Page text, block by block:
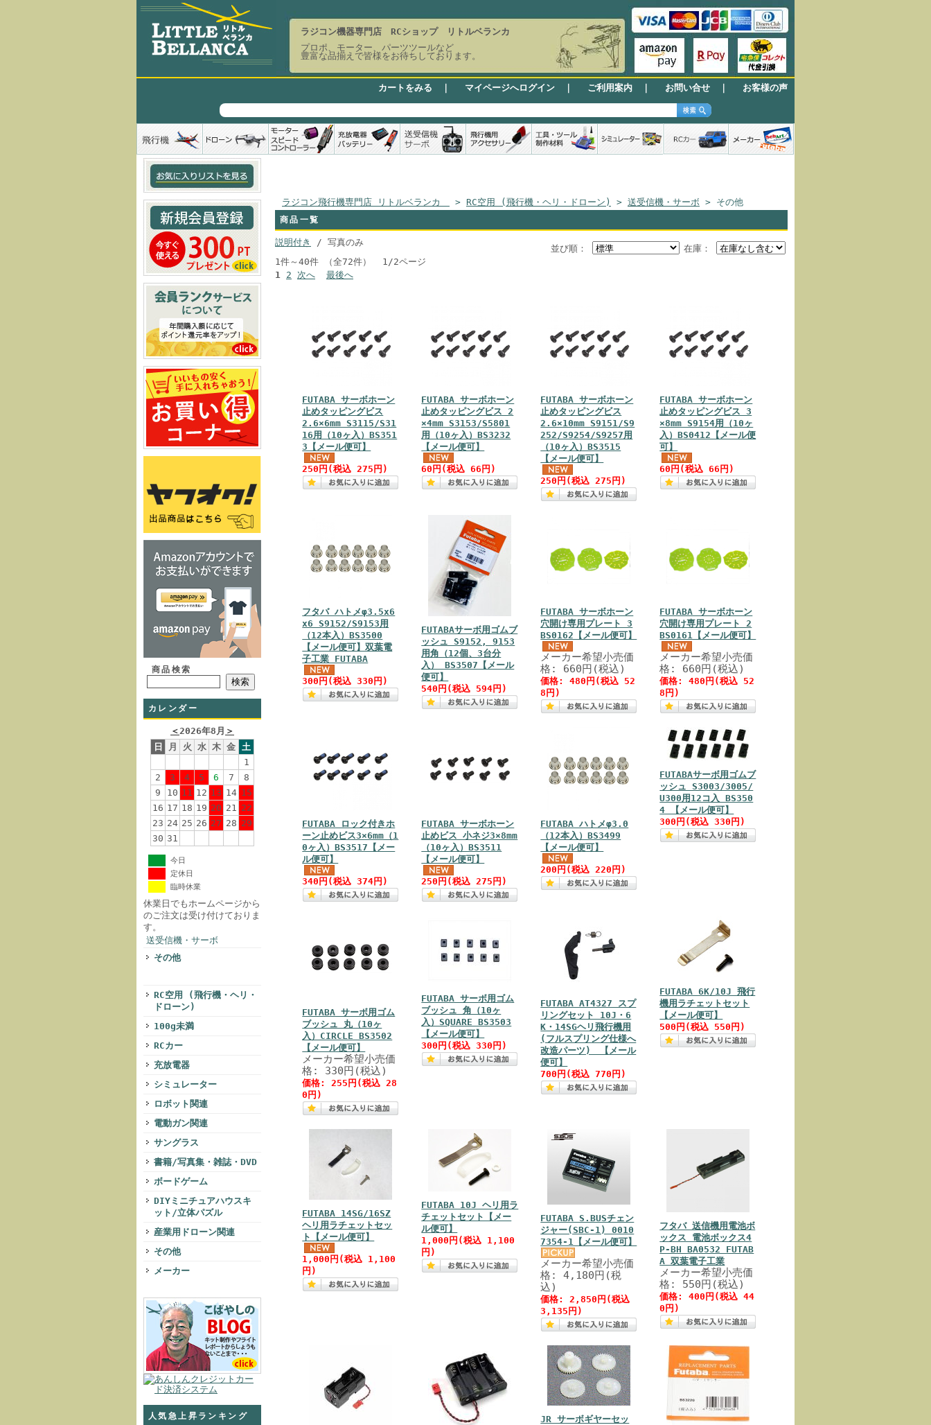
ラジコン機器専門店 RCショップ リトルベランカ
プロポ、モーター、パーツツールなど
豊富な品揃えで皆様をお待ちしております。
カートをみる マイページへログイン ご利用案内 お問い合せ お客様の声
商品検索
カレンダー
＜2026年8月 ＞
日
月 火 水 木 金 土
1
2
3 4 5 6 7
8
9
10 11 12 13 14 15
16 17 18 19 20 21 22
23 24 25 26 27 28 29
30 31
今日
定休日
臨時休業
休業日でもホームページから
のご注文は受け付けておりま
す。
送受信機・サーボ
その他
RC空用 (飛行機・ヘリ・
ドローン)
100g未満
RCカー
充放電器
シミュレーター
ロボット関連
電動ガン関連
サングラス
書籍/写真集・雑誌・DVD
ボードゲーム
DIYミニチュアハウスキ
ット/立体パズル
産業用ドローン関連
その他
メーカー
人気急上昇ランキング
ラジコン飛行機専門店 リトルベランカ > RC空用 (飛行機・ヘリ・ドローン) > 送受信機・サーボ > その他
商品一覧
在庫：
並び順：
説明付き
/ 写真のみ
1件～40件 （全72件） 1/2ページ
1 2 次へ 最後へ
FUTABA サーボホーン
止めタッピングビス
2.6×6mm S3115/S31
16用（10ヶ入）BS351
3【メール便可】
250円(税込 275円)
FUTABA サーボホーン
止めタッピングビス 2
×4mm S3153/S5801
用（10ヶ入）BS3232
【メール便可】
60円(税込 66円)
FUTABA サーボホーン
止めタッピングビス
2.6×10mm S9151/S9
252/S9254/S9257用
（10ヶ入）BS3515
【メール便可】
250円(税込 275円)
FUTABA サーボホーン
止めタッピングビス 3
×8mm S9154用（10ヶ
入）BS0412【メール便
可】
60円(税込 66円)
フタバ ハトメφ3.5x6
x6 S9152/S9153用
（12本入）BS3500
【メール便可】双葉電
子工業 FUTABA
300円(税込 330円)
FUTABAサーボ用ゴムブ
ッシュ S9152, 9153
用角（12個、3台分
入） BS3507【メール
便可】
540円(税込 594円)
FUTABA サーボホーン
穴開け専用プレート 3
BS0162【メール便可】
メーカー希望小売価
格: 660円(税込)
価格: 480円(税込 52
8円)
FUTABA サーボホーン
穴開け専用プレート 2
BS0161【メール便可】
メーカー希望小売価
格: 660円(税込)
価格: 480円(税込 52
8円)
FUTABA ロック付きホ
ーン止めビス3×6mm（1
0ヶ入）BS3517【メー
ル便可】
340円(税込 374円)
FUTABA サーボホーン
止めビス 小ネジ3×8mm
（10ヶ入）BS3511
【メール便可】
250円(税込 275円)
FUTABA ハトメφ3.0
（12本入）BS3499
【メール便可】
200円(税込 220円)
FUTABAサーボ用ゴムブ
ッシュ S3003/3005/
U300用12コ入 BS350
4 【メール便可】
300円(税込 330円)
FUTABA サーボ用ゴム
ブッシュ 丸（10ヶ
入）CIRCLE BS3502
【メール便可】
メーカー希望小売価
格: 330円(税込)
価格: 255円(税込 28
0円)
FUTABA サーボ用ゴム
ブッシュ 角（10ヶ
入）SQUARE BS3503
【メール便可】
300円(税込 330円)
FUTABA AT4327 スプ
リングセット 10J・6
K・14SGヘリ飛行機用
(フルスプリング仕様へ
改造パーツ) 【メール
便可】
700円(税込 770円)
FUTABA 6K/10J 飛行
機用ラチェットセット
【メール便可】
500円(税込 550円)
FUTABA 14SG/16SZ
ヘリ用ラチェットセッ
ト【メール便可】
1,000円(税込 1,100
円)
FUTABA 10J ヘリ用ラ
チェットセット【メー
ル便可】
1,000円(税込 1,100
円)
FUTABA S.BUSチェン
ジャー(SBC-1) 0010
7354-1【メール便可】
メーカー希望小売価
格: 4,180円(税
込)
価格: 2,850円(税込
3,135円)
フタバ 送信機用電池ボ
ックス 電池ボックス4
P-BH BA0532 FUTAB
A 双葉電子工業
メーカー希望小売価
格: 550円(税込)
価格: 400円(税込 44
0円)
JR サーボギヤーセッ